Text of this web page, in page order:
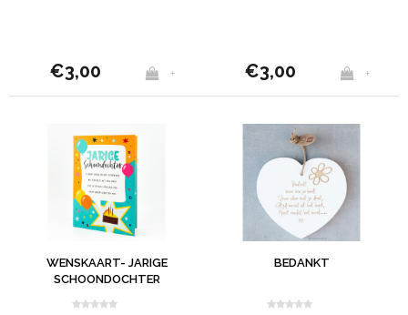
€3,00 + €3,00 +
WENSKAART- JARIGE
SCHOONDOCHTER
BEDANKT